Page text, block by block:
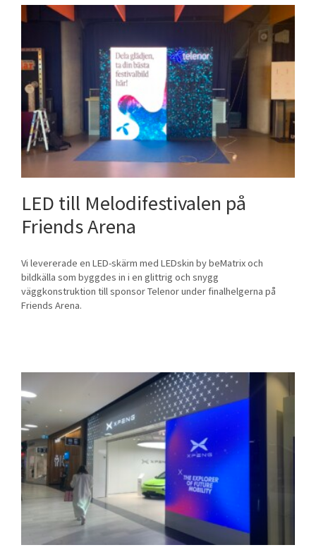
LED till Melodifestivalen på
Friends Arena
Vi levererade en LED-skärm med LEDskin by beMatrix och
bildkälla som byggdes in i en glittrig och snygg
väggkonstruktion till sponsor Telenor under finalhelgerna på
Friends Arena.